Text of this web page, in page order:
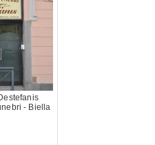
- Biella